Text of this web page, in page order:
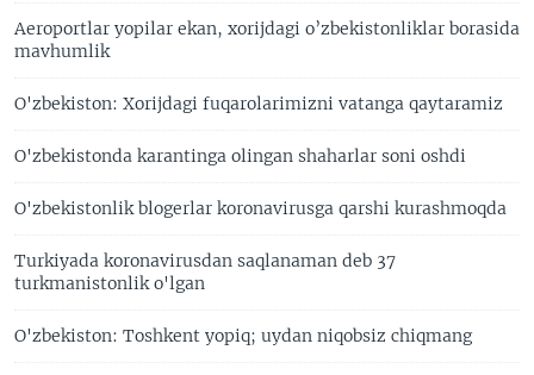
Aeroportlar yopilar ekan, xorijdagi o’zbekistonliklar borasida
mavhumlik
O'zbekiston: Xorijdagi fuqarolarimizni vatanga qaytaramiz
O'zbekistonda karantinga olingan shaharlar soni oshdi
O'zbekistonlik blogerlar koronavirusga qarshi kurashmoqda
Turkiyada koronavirusdan saqlanaman deb 37
turkmanistonlik o'lgan
O'zbekiston: Toshkent yopiq; uydan niqobsiz chiqmang